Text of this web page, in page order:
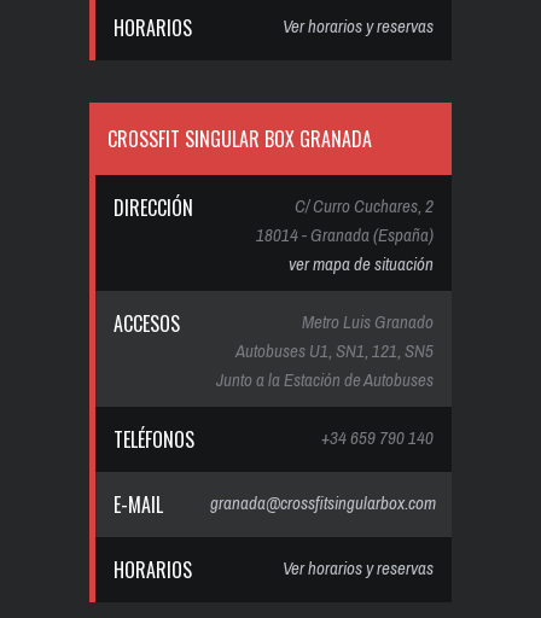
HORARIOS Ver horarios y reservas
CROSSFIT SINGULAR BOX GRANADA
DIRECCIÓN
C/ Curro Cuchares, 2
18014 - Granada (España)
ver mapa de situación
ACCESOS
Metro Luis Granado
Autobuses U1, SN1, 121, SN5
Junto a la Estación de Autobuses
TELÉFONOS +34 659 790 140
E-MAIL granada@crossfitsingularbox.com
HORARIOS Ver horarios y reservas